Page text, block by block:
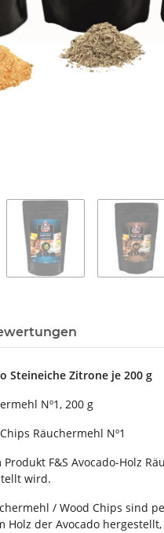
Steineiche Zitrone je 200 g
Nº1, 200 g
Räuchermehl Nº1
F&S Avocado-Holz
wird.
/ Wood Chips sind
Holz der Avocado